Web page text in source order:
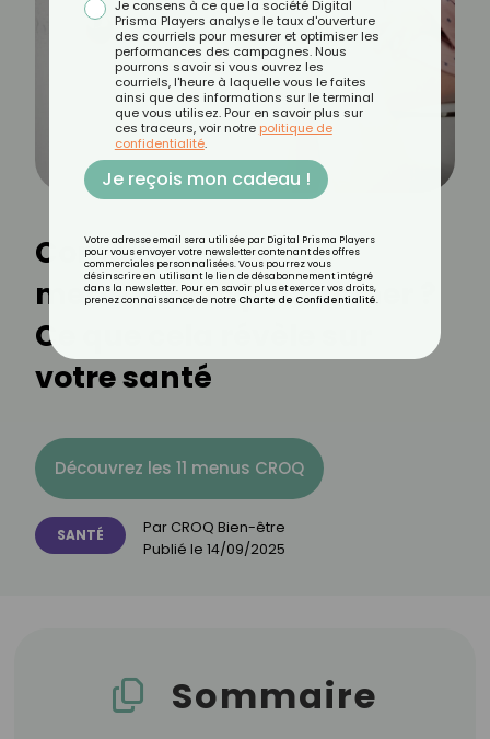
Combien de temps
mettez-vous pour uriner ?
Ce que cela révèle sur
votre santé
Découvrez les 11 menus CROQ
SANTÉ Par CROQ Bien-être
Publié le 14/09/2025
Sommaire
Je consens à ce que la société Digital
Prisma Players analyse le taux d'ouverture
des courriels pour mesurer et optimiser les
performances des campagnes. Nous
pourrons savoir si vous ouvrez les
courriels, l'heure à laquelle vous le faites
ainsi que des informations sur le terminal
que vous utilisez. Pour en savoir plus sur
ces traceurs, voir notre politique de
confidentialité.
Je reçois mon cadeau !
Votre adresse email sera utilisée par Digital Prisma Players
pour vous envoyer votre newsletter contenant des offres
commerciales personnalisées. Vous pourrez vous
désinscrire en utilisant le lien de désabonnement intégré
dans la newsletter. Pour en savoir plus et exercer vos droits,
prenez connaissance de notre Charte de Confidentialité.